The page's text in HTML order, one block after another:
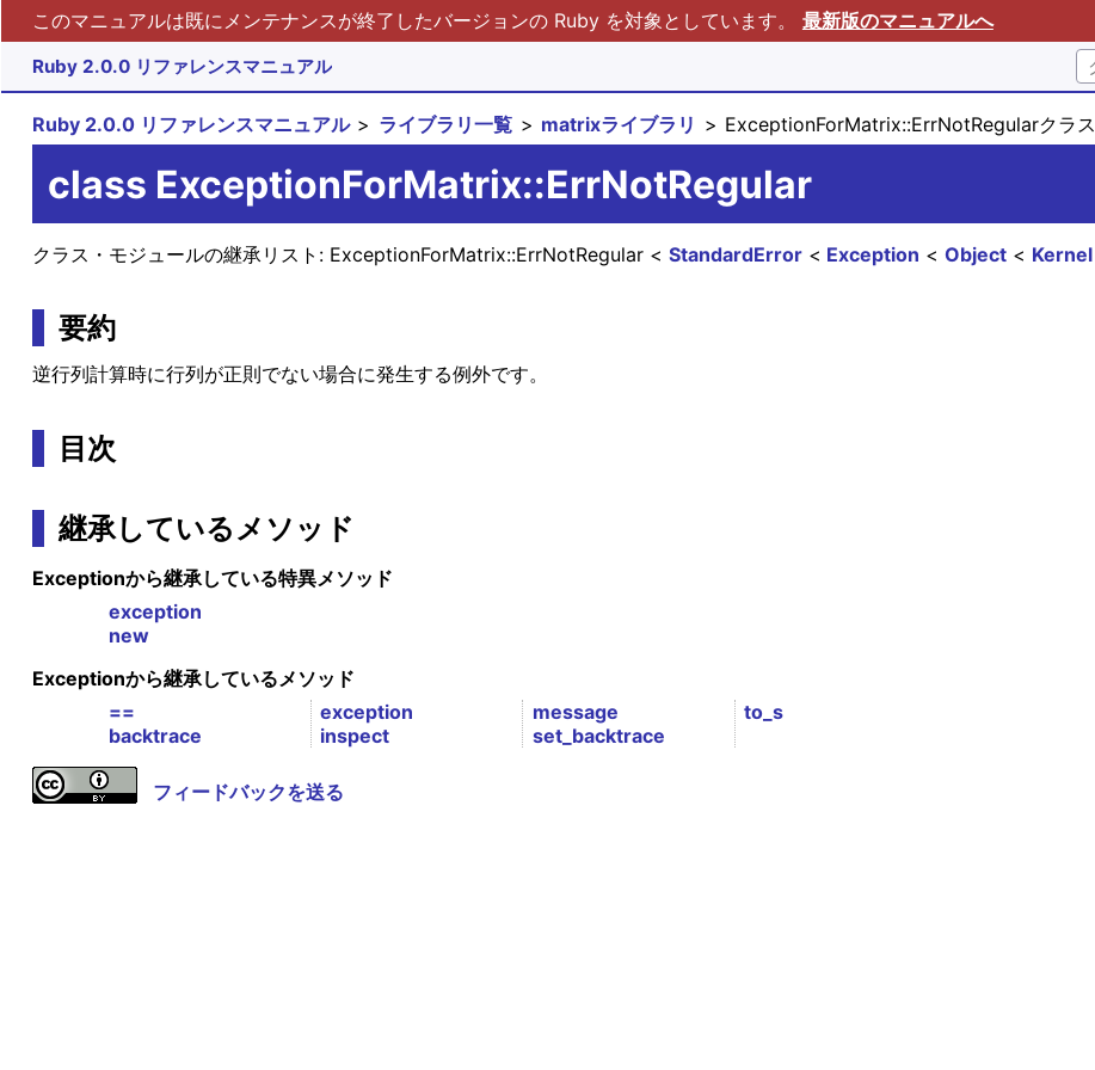
このマニュアルは既にメンテナンスが終了したバージョンの Ruby を対象としています。 最新版のマニュアルへ
Ruby 2.0.0 リファレンスマニュアル
Ruby 2.0.0 リファレンスマニュアル ライブラリ一覧 matrixライブラリ ExceptionForMatrix::ErrNotRegularクラス
class ExceptionForMatrix::ErrNotRegular
クラス・モジュールの継承リスト: Kernel
Object
Exception
StandardError
ExceptionForMatrix::ErrNotRegular
要約
逆行列計算時に行列が正則でない場合に発生する例外です。
目次
継承しているメソッド
Exceptionから継承している特異メソッド
exception
new
Exceptionから継承しているメソッド
==
backtrace
exception
inspect
message
set_backtrace
to_s
フィードバックを送る